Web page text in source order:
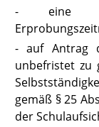
- eine
- auf Antrag
unbefristet zu
gemäß § 25
der